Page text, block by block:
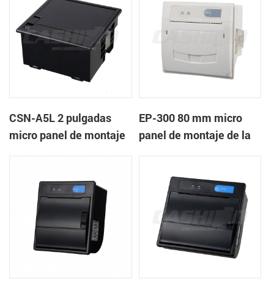
CSN-A5L 2 pulgadas
micro panel de montaje
EP-300 80 mm micro
panel de montaje de la